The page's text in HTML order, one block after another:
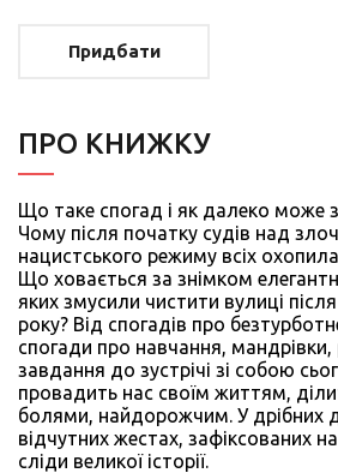
Придбати
ПРО КНИЖКУ
Що таке спогад і як далеко може
Чому після початку судів над
нацистського режиму всіх
Що ховається за знімком
яких змусили чистити вулиці
року? Від спогадів про
спогади про навчання, мандрівки,
завдання до зустрічі зі собою
провадить нас своїм життям,
болями, найдорожчим. У дрібних
відчутних жестах, зафіксованих
сліди великої історії.